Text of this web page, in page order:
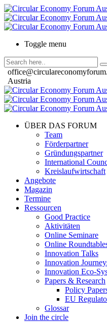
Toggle menu
Austria
ÜBER DAS FORUM
Team
Förderpartner
Gründungspartner
International
Kreislaufwirtschaft
Angebote
Magazin
Termine
Ressourcen
Good Practice
Aktivitäten
Online Seminare
Online
Innovation Talks
Innovation
Innovation Eco-
Papers & Research
Policy
EU
Glossar
Join the circle